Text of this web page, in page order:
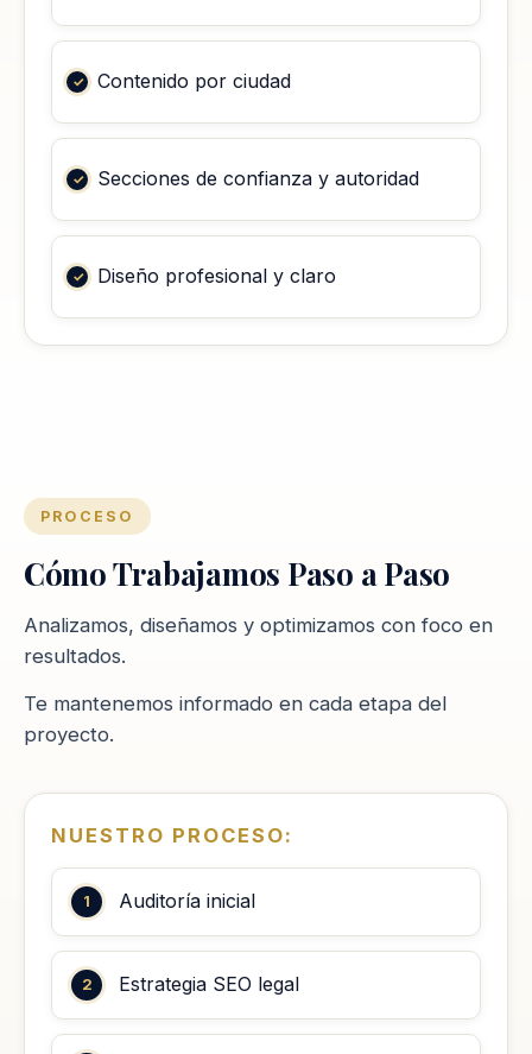
Contenido por ciudad
Secciones de confianza y autoridad
Diseño profesional y claro
NUESTRO PROCESO:
Auditoría inicial
Estrategia SEO legal
PROCESO
Cómo Trabajamos Paso a Paso
Analizamos, diseñamos y optimizamos con foco en
resultados.
Te mantenemos informado en cada etapa del
proyecto.